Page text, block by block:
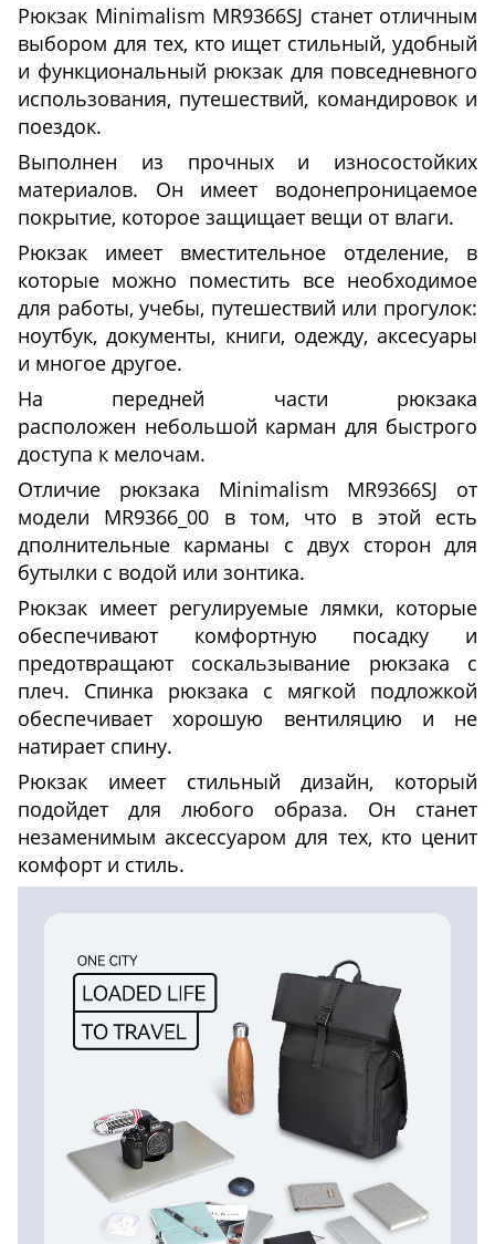
Рюкзак Minimalism MR9366SJ станет отличным
выбором для тех, кто ищет стильный, удобный
и функциональный рюкзак для повседневного
использования, путешествий, командировок и
поездок.
Выполнен из прочных и износостойких
материалов. Он имеет водонепроницаемое
покрытие, которое защищает вещи от влаги.
Рюкзак имеет вместительное отделение, в
которые можно поместить все необходимое
для работы, учебы, путешествий или прогулок:
ноутбук, документы, книги, одежду, аксесуары
и многое другое.
На передней части рюкзака
расположен небольшой карман для быстрого
доступа к мелочам.
Отличие рюкзака Minimalism MR9366SJ от
модели MR9366_00 в том, что в этой есть
дполнительные карманы с двух сторон для
бутылки с водой или зонтика.
Рюкзак имеет регулируемые лямки, которые
обеспечивают комфортную посадку и
предотвращают соскальзывание рюкзака с
плеч. Спинка рюкзака с мягкой подложкой
обеспечивает хорошую вентиляцию и не
натирает спину.
Рюкзак имеет стильный дизайн, который
подойдет для любого образа. Он станет
незаменимым аксессуаром для тех, кто ценит
комфорт и стиль.